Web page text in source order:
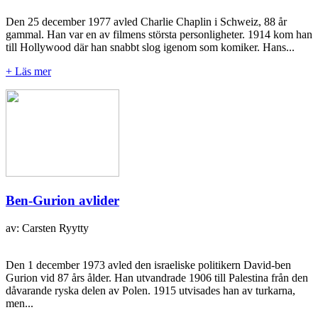
Den 25 december 1977 avled Charlie Chaplin i Schweiz, 88 år
gammal. Han var en av filmens största personligheter. 1914 kom han
till Hollywood där han snabbt slog igenom som komiker. Hans...
+ Läs mer
Ben-Gurion avlider
av: Carsten Ryytty
Den 1 december 1973 avled den israeliske politikern David-ben
Gurion vid 87 års ålder. Han utvandrade 1906 till Palestina från den
dåvarande ryska delen av Polen. 1915 utvisades han av turkarna,
men...